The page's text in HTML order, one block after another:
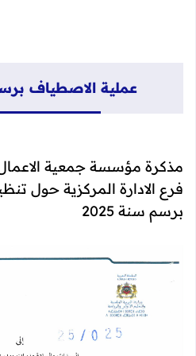
عملية الاصطياف برسم
مذكرة مؤسسة جمعية الاعمال
فرع الادارة المركزية حول
برسم سنة 2025